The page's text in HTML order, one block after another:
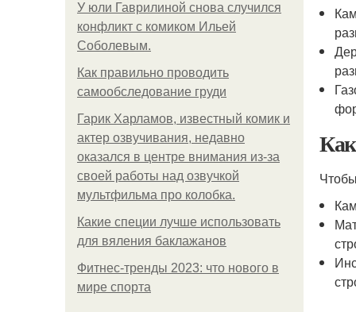
У юли Гаврилиной снова случился
конфликт с комиком Ильей
Соболевым.
Как правильно проводить
самообследование груди
Гарик Харламов, известный комик и
актер озвучивания, недавно
оказался в центре внимания из-за
своей работы над озвучкой
мультфильма про колобка.
Какие специи лучше использовать
для вяления баклажанов
Фитнес-тренды 2023: что нового в
мире спорта